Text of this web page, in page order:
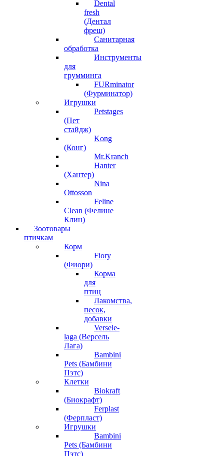
Dental
fresh
(Дентал
фреш)
Санитарная
обработка
Инструменты
для
грумминга
FURminator
(Фурминатор)
Игрушки
Petstages
(Пет
стайдж)
Kong
(Конг)
Mr.Kranch
Hanter
(Хантер)
Nina
Ottosson
Feline
Clean (Фелине
Клин)
Зоотовары
птичкам
Корм
Fiory
(Фиори)
Корма
для
птиц
Лакомства,
песок,
добавки
Versele-
laga (Версель
Лага)
Bambini
Pets (Бамбини
Пэтс)
Клетки
Biokraft
(Биокрафт)
Ferplast
(Ферпласт)
Игрушки
Bambini
Pets (Бамбини
Пэтс)